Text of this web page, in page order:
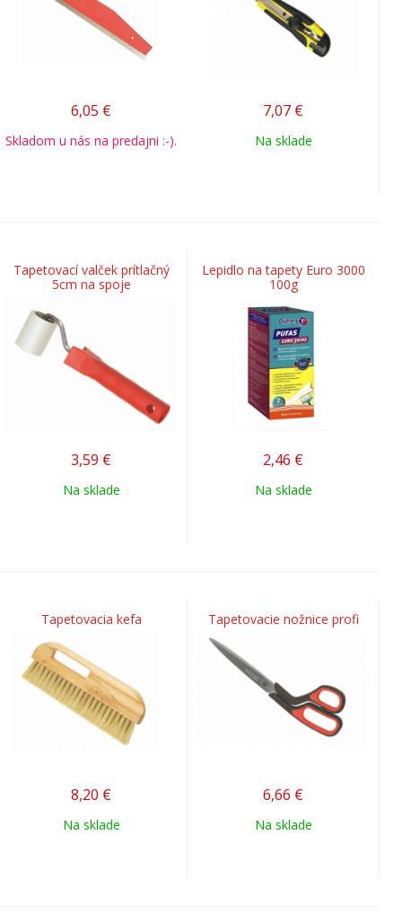
6,05 €
Skladom u nás na predajni :-).
7,07 €
Na sklade
Tapetovací valček prítlačný
5cm na spoje
3,59 €
Na sklade
Lepidlo na tapety Euro 3000
100g
2,46 €
Na sklade
Tapetovacia kefa
8,20 €
Na sklade
Tapetovacie nožnice profi
6,66 €
Na sklade